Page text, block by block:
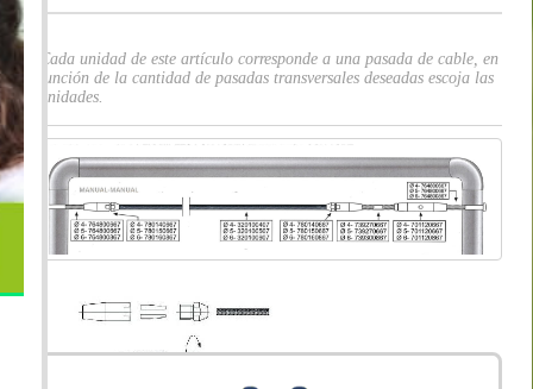
Cada unidad de este artículo corresponde a una pasada de cable, en
función de la cantidad de pasadas transversales deseadas escoja las
unidades.